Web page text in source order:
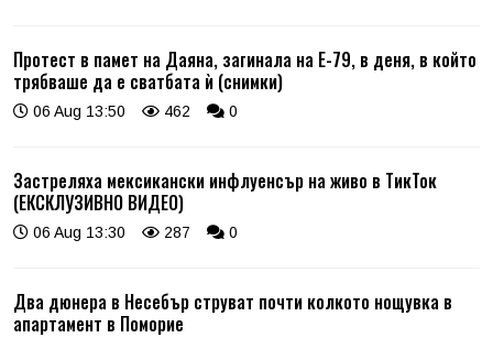
Протест в памет на Даяна, загинала на Е-79, в деня, в който
трябваше да е сватбата ѝ (снимки)
06 Aug 13:50 462 0
Застреляха мексикански инфлуенсър на живо в ТикТок
(ЕКСКЛУЗИВНО ВИДЕО)
06 Aug 13:30 287 0
Два дюнера в Несебър струват почти колкото нощувка в
апартамент в Поморие